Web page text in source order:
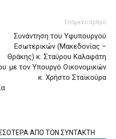
Επόμενο άρθρο
Συνάντηση του Υφυπουργού
Εσωτερικών (Μακεδονίας –
Θράκης) κ. Σταύρου Καλαφάτη
με τον Υπουργό Οικονομικών
κ. Χρήστο Σταϊκούρα
ΑΠΟ ΤΟΝ ΣΥΝΤΑΚΤΗ